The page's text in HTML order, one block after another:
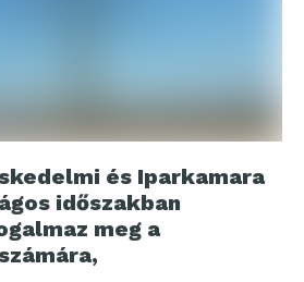
és Iparkamara
időszakban
meg a